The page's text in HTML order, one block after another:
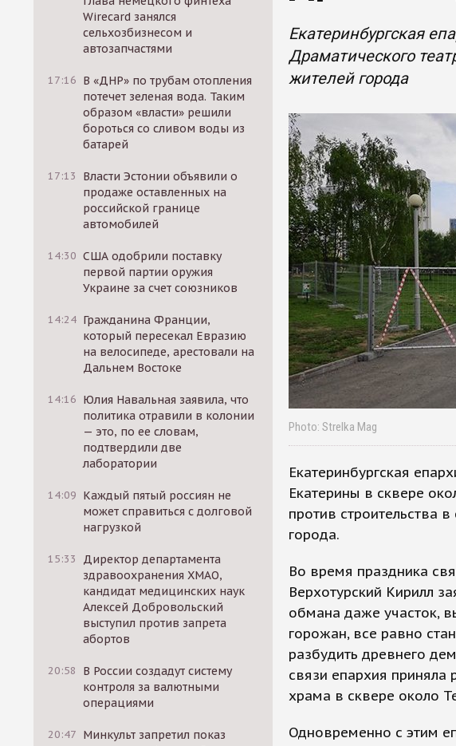
Wirecard занялся
сельхозбизнесом и
автозапчастями
17:16 В «ДНР» по трубам отопления
потечет зеленая вода. Таким
образом «власти» решили
бороться со сливом воды из
батарей
17:13
Власти Эстонии объявили о
продаже оставленных на
российской границе
автомобилей
14:30 США одобрили поставку
первой партии оружия
Украине за счет союзников
14:24 Гражданина Франции,
который пересекал Евразию
на велосипеде, арестовали на
Дальнем Востоке
14:16 Юлия Навальная заявила, что
политика отравили в колонии
— это, по ее словам,
подтвердили две
лаборатории
14:09 Каждый пятый россиян не
может справиться с долговой
нагрузкой
15:33
Директор департамента
здравоохранения ХМАО,
кандидат медицинских наук
Алексей Добровольский
выступил против запрета
абортов
20:58
В России создадут систему
контроля за валютными
операциями
20:47 Минкульт запретил показ
Екатеринбургская
Драматического
жителей города
Photo: Strelka Mag
Екатеринбургская
Екатерины в сквере
против строительства
города.
Во время праздника
Верхотурский Кирилл
обмана даже участок,
горожан, все равно
разбудить древнего
связи епархия приняла
храма в сквере около
Одновременно с этим